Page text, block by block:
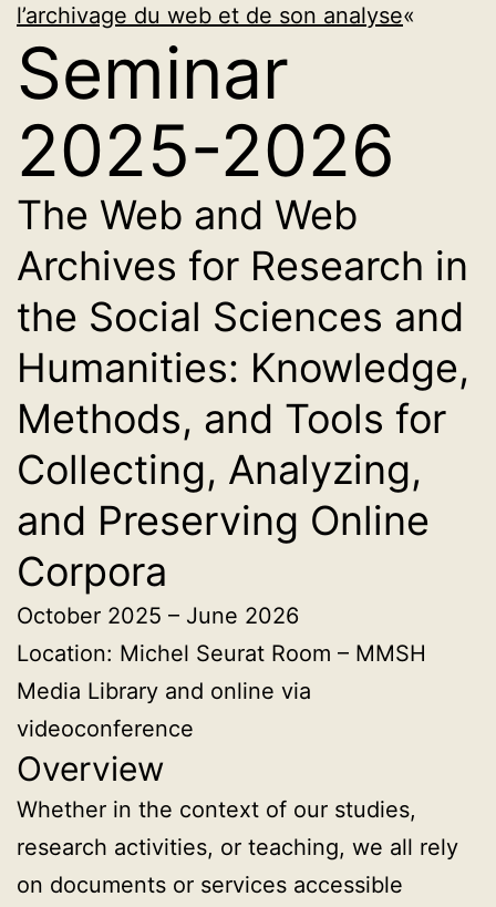
l’archivage du web et de son analyse«
Seminar
2025-2026
The Web and Web
Archives for Research in
the Social Sciences and
Humanities: Knowledge,
Methods, and Tools for
Collecting, Analyzing,
and Preserving Online
Corpora
October 2025 – June 2026
Location: Michel Seurat Room – MMSH
Media Library and online via
videoconference
Overview
Whether in the context of our studies,
research activities, or teaching, we all rely
on documents or services accessible